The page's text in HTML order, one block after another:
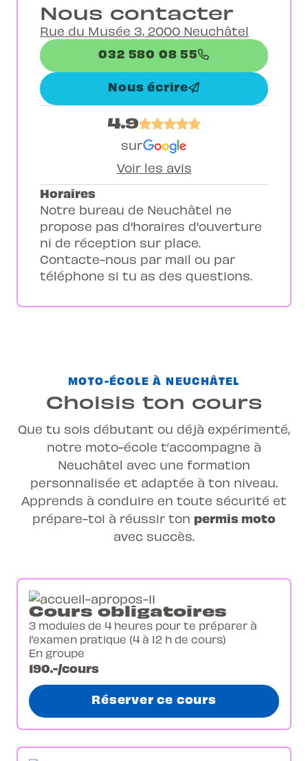
Nous contacter
Rue du Musée 3, 2000 Neuchâtel
032 580 08 55
Nous écrire
4.9
sur
Voir les avis
Horaires
Notre bureau de Neuchâtel ne
propose pas d'horaires d'ouverture
ni de réception sur place.
Contacte-nous par mail ou par
téléphone si tu as des questions.
MOTO-ÉCOLE À NEUCHÂTEL
Choisis ton cours
Que tu sois débutant ou déjà expérimenté,
notre moto-école t’accompagne à
Neuchâtel avec une formation
personnalisée et adaptée à ton niveau.
Apprends à conduire en toute sécurité et
prépare-toi à réussir ton permis moto
avec succès.
Cours obligatoires
3 modules de 4 heures pour te préparer à
l’examen pratique (4 à 12 h de cours)
En groupe
190.-/cours
Réserver ce cours